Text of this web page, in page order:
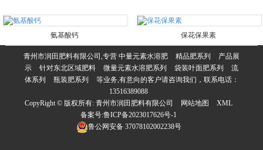
氨基酸钙 保花保果素
青州市润田肥料有限公司,专营 中量元素水溶肥 精品肥系列
产品展
示
针对东北区域肥料 微量元素水溶肥系列 袋装叶面肥系列
流
体系列
瓶装肥系列
等业务,有意向的客户请咨询我们，联系电话：
13516389088
CopyRight © 版权所有: 青州市润田肥料有限公司 网站地图
XML
备案号:鲁ICP备2023017626号-1
鲁公网安备37078102002238号